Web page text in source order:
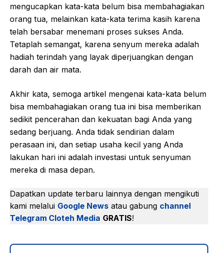
mengucapkan kata-kata belum bisa membahagiakan
orang tua, melainkan kata-kata terima kasih karena
telah bersabar menemani proses sukses Anda.
Tetaplah semangat, karena senyum mereka adalah
hadiah terindah yang layak diperjuangkan dengan
darah dan air mata.
Akhir kata, semoga artikel mengenai kata-kata belum
bisa membahagiakan orang tua ini bisa memberikan
sedikit pencerahan dan kekuatan bagi Anda yang
sedang berjuang. Anda tidak sendirian dalam
perasaan ini, dan setiap usaha kecil yang Anda
lakukan hari ini adalah investasi untuk senyuman
mereka di masa depan.
Dapatkan update terbaru lainnya dengan mengikuti
kami melalui Google News atau gabung channel
Telegram Cloteh Media GRATIS!